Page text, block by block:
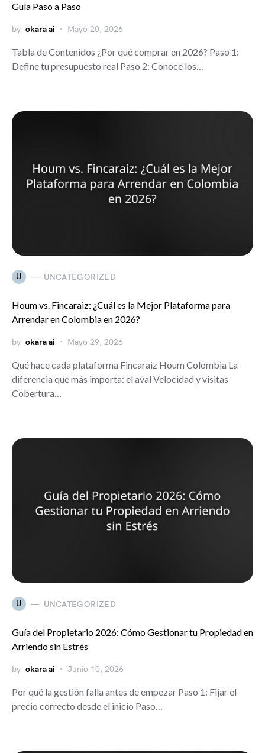
Guía Paso a Paso
by okara ai Mayo 20, 2026
Tabla de Contenidos ¿Por qué comprar en 2026? Paso 1:
Define tu presupuesto real Paso 2: Conoce los…
U UNCATEGORIZED
Houm vs. Fincaraiz: ¿Cuál es la Mejor Plataforma para
Arrendar en Colombia en 2026?
by okara ai Mayo 29, 2026
Qué hace cada plataforma Fincaraiz Houm Colombia La
diferencia que más importa: el aval Velocidad y visitas
Cobertura…
U UNCATEGORIZED
Guía del Propietario 2026: Cómo Gestionar tu Propiedad en
Arriendo sin Estrés
by okara ai Junio 10, 2026
Por qué la gestión falla antes de empezar Paso 1: Fijar el
precio correcto desde el inicio Paso…